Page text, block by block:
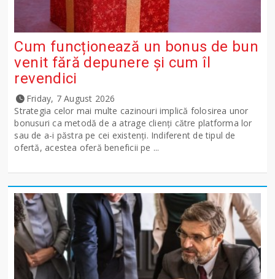
Cum funcționează un bonus de bun
venit fără depunere și cum îl
revendici
Friday, 7 August 2026
Strategia celor mai multe cazinouri implică folosirea unor
bonusuri ca metodă de a atrage clienți către platforma lor
sau de a-i păstra pe cei existenți. Indiferent de tipul de
ofertă, acestea oferă beneficii pe ...